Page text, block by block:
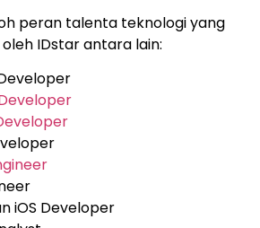
peran talenta teknologi yang
IDstar antara lain:
iOS Developer